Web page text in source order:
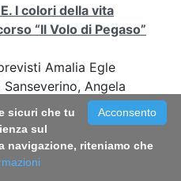
I colori della vita
“Il Volo di Pegaso”
Amalia Egle
Angela
l'evento si
0649904420
Acconsento
sicuri che tu
sul
navigazione, riteniamo che